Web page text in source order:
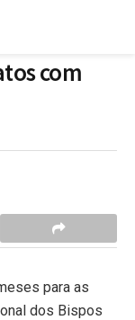
com
para as
dos Bispos